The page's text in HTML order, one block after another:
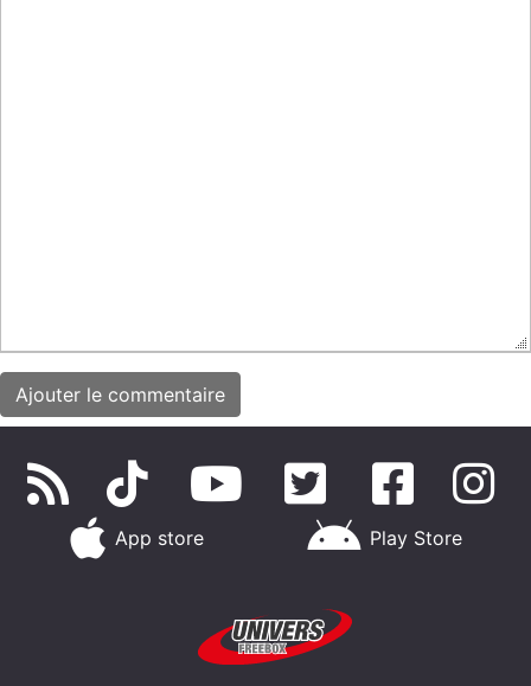
App store Play Store